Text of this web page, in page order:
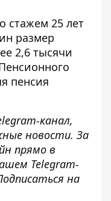
стажем 25 лет
размер
2,6 тысячи
пенсия
канал,
новости. За
прямо в
Telegram-
на